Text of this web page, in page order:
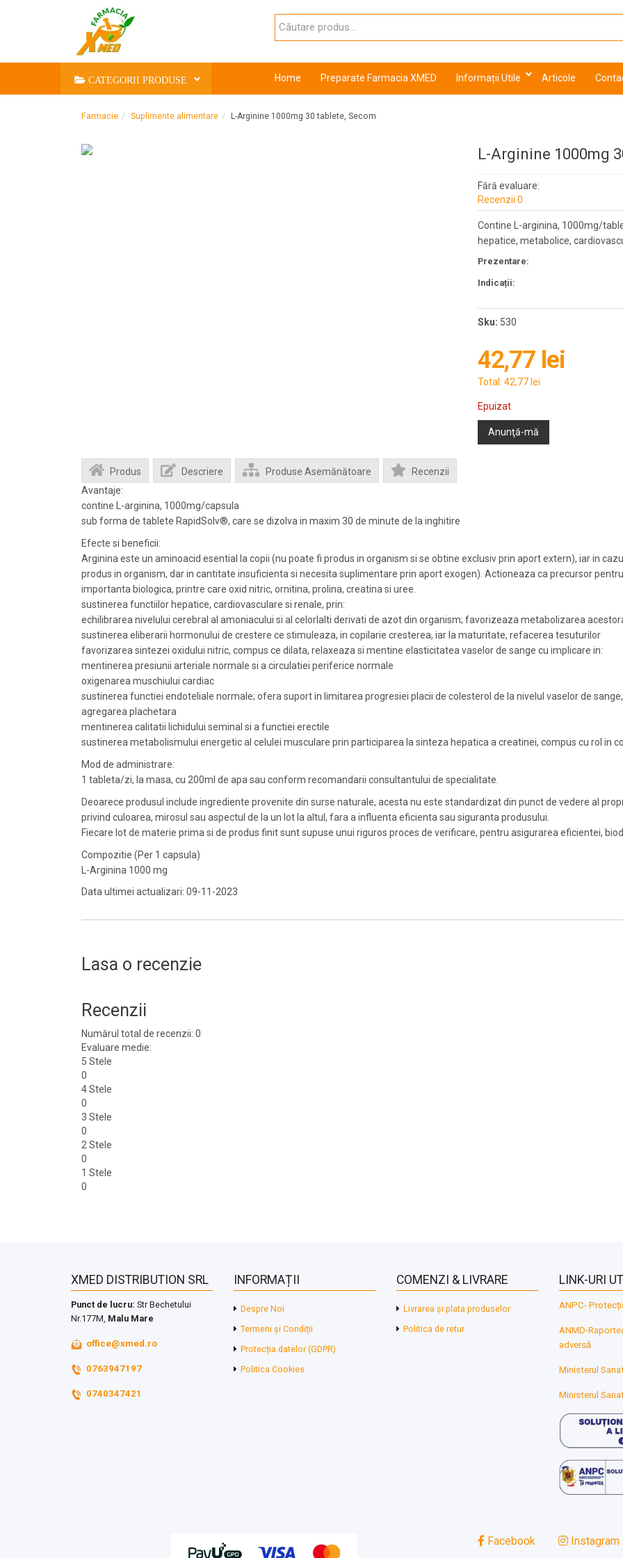
CATEGORII PRODUSE Home Preparate Farmacia XMED Informații Utile Articole
Farmacie Suplimente alimentare L-Arginine 1000mg 30 tablete, Secom
L-Arginine 1000mg
Fără evaluare:
Recenzii 0
Contine L-arginina, 1000mg/
hepatice, metabolice,
Prezentare:
Indicații:
Sku: 530
42,77 lei
Total: 42,77 lei
Epuizat
Anunţă-mă
Produs Descriere Produse Asemănătoare
Recenzii
Avantaje:
contine L-arginina, 1000mg/capsula
sub forma de tablete RapidSolv®, care se dizolva in maxim 30 de minute de la inghitire
Efecte si beneficii:
Arginina este un aminoacid esential la copii (nu poate fi produs in organism si se obtine exclusiv prin aport extern), iar in
produs in organism, dar in cantitate insuficienta si necesita suplimentare prin aport exogen). Actioneaza ca precursor
importanta biologica, printre care oxid nitric, ornitina, prolina, creatina si uree.
sustinerea functiilor hepatice, cardiovasculare si renale, prin:
echilibrarea nivelului cerebral al amoniacului si al celorlalti derivati de azot din organism; favorizeaza metabolizarea
sustinerea eliberarii hormonului de crestere ce stimuleaza, in copilarie cresterea, iar la maturitate, refacerea tesuturilor
favorizarea sintezei oxidului nitric, compus ce dilata, relaxeaza si mentine elasticitatea vaselor de sange cu implicare in:
mentinerea presiunii arteriale normale si a circulatiei periferice normale
oxigenarea muschiului cardiac
sustinerea functiei endoteliale normale; ofera suport in limitarea progresiei placii de colesterol de la nivelul vaselor de
agregarea plachetara
mentinerea calitatii lichidului seminal si a functiei erectile
sustinerea metabolismului energetic al celulei musculare prin participarea la sinteza hepatica a creatinei, compus cu rol in
Mod de administrare:
1 tableta/zi, la masa, cu 200ml de apa sau conform recomandarii consultantului de specialitate.
Deoarece produsul include ingrediente provenite din surse naturale, acesta nu este standardizat din punct de vedere al
privind culoarea, mirosul sau aspectul de la un lot la altul, fara a influenta eficienta sau siguranta produsului.
Fiecare lot de materie prima si de produs finit sunt supuse unui riguros proces de verificare, pentru asigurarea eficientei,
Compozitie (Per 1 capsula)
L-Arginina 1000 mg
Data ultimei actualizari: 09-11-2023
Lasa o recenzie
Recenzii
Numărul total de recenzii: 0
Evaluare medie:
5 Stele
0
4 Stele
0
3 Stele
0
2 Stele
0
1 Stele
0
XMED DISTRIBUTION SRL
Punct de lucru: Str Bechetului
Nr.177M, Malu Mare
office@xmed.ro
0763947197
0740347421
INFORMAȚII
Despre Noi
Termeni și Condiții
Protecția datelor (GDPR)
Politica Cookies
COMENZI & LIVRARE
Livrarea și plata produselor
Politica de retur
LINK-URI
ANPC-
ANMD-
adversă
Ministerul
Ministerul
Facebook Instagram